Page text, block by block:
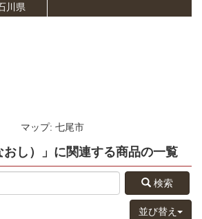
川県
マップ: 七尾市
し）」 に関連する商品の一覧
検索
並び替え